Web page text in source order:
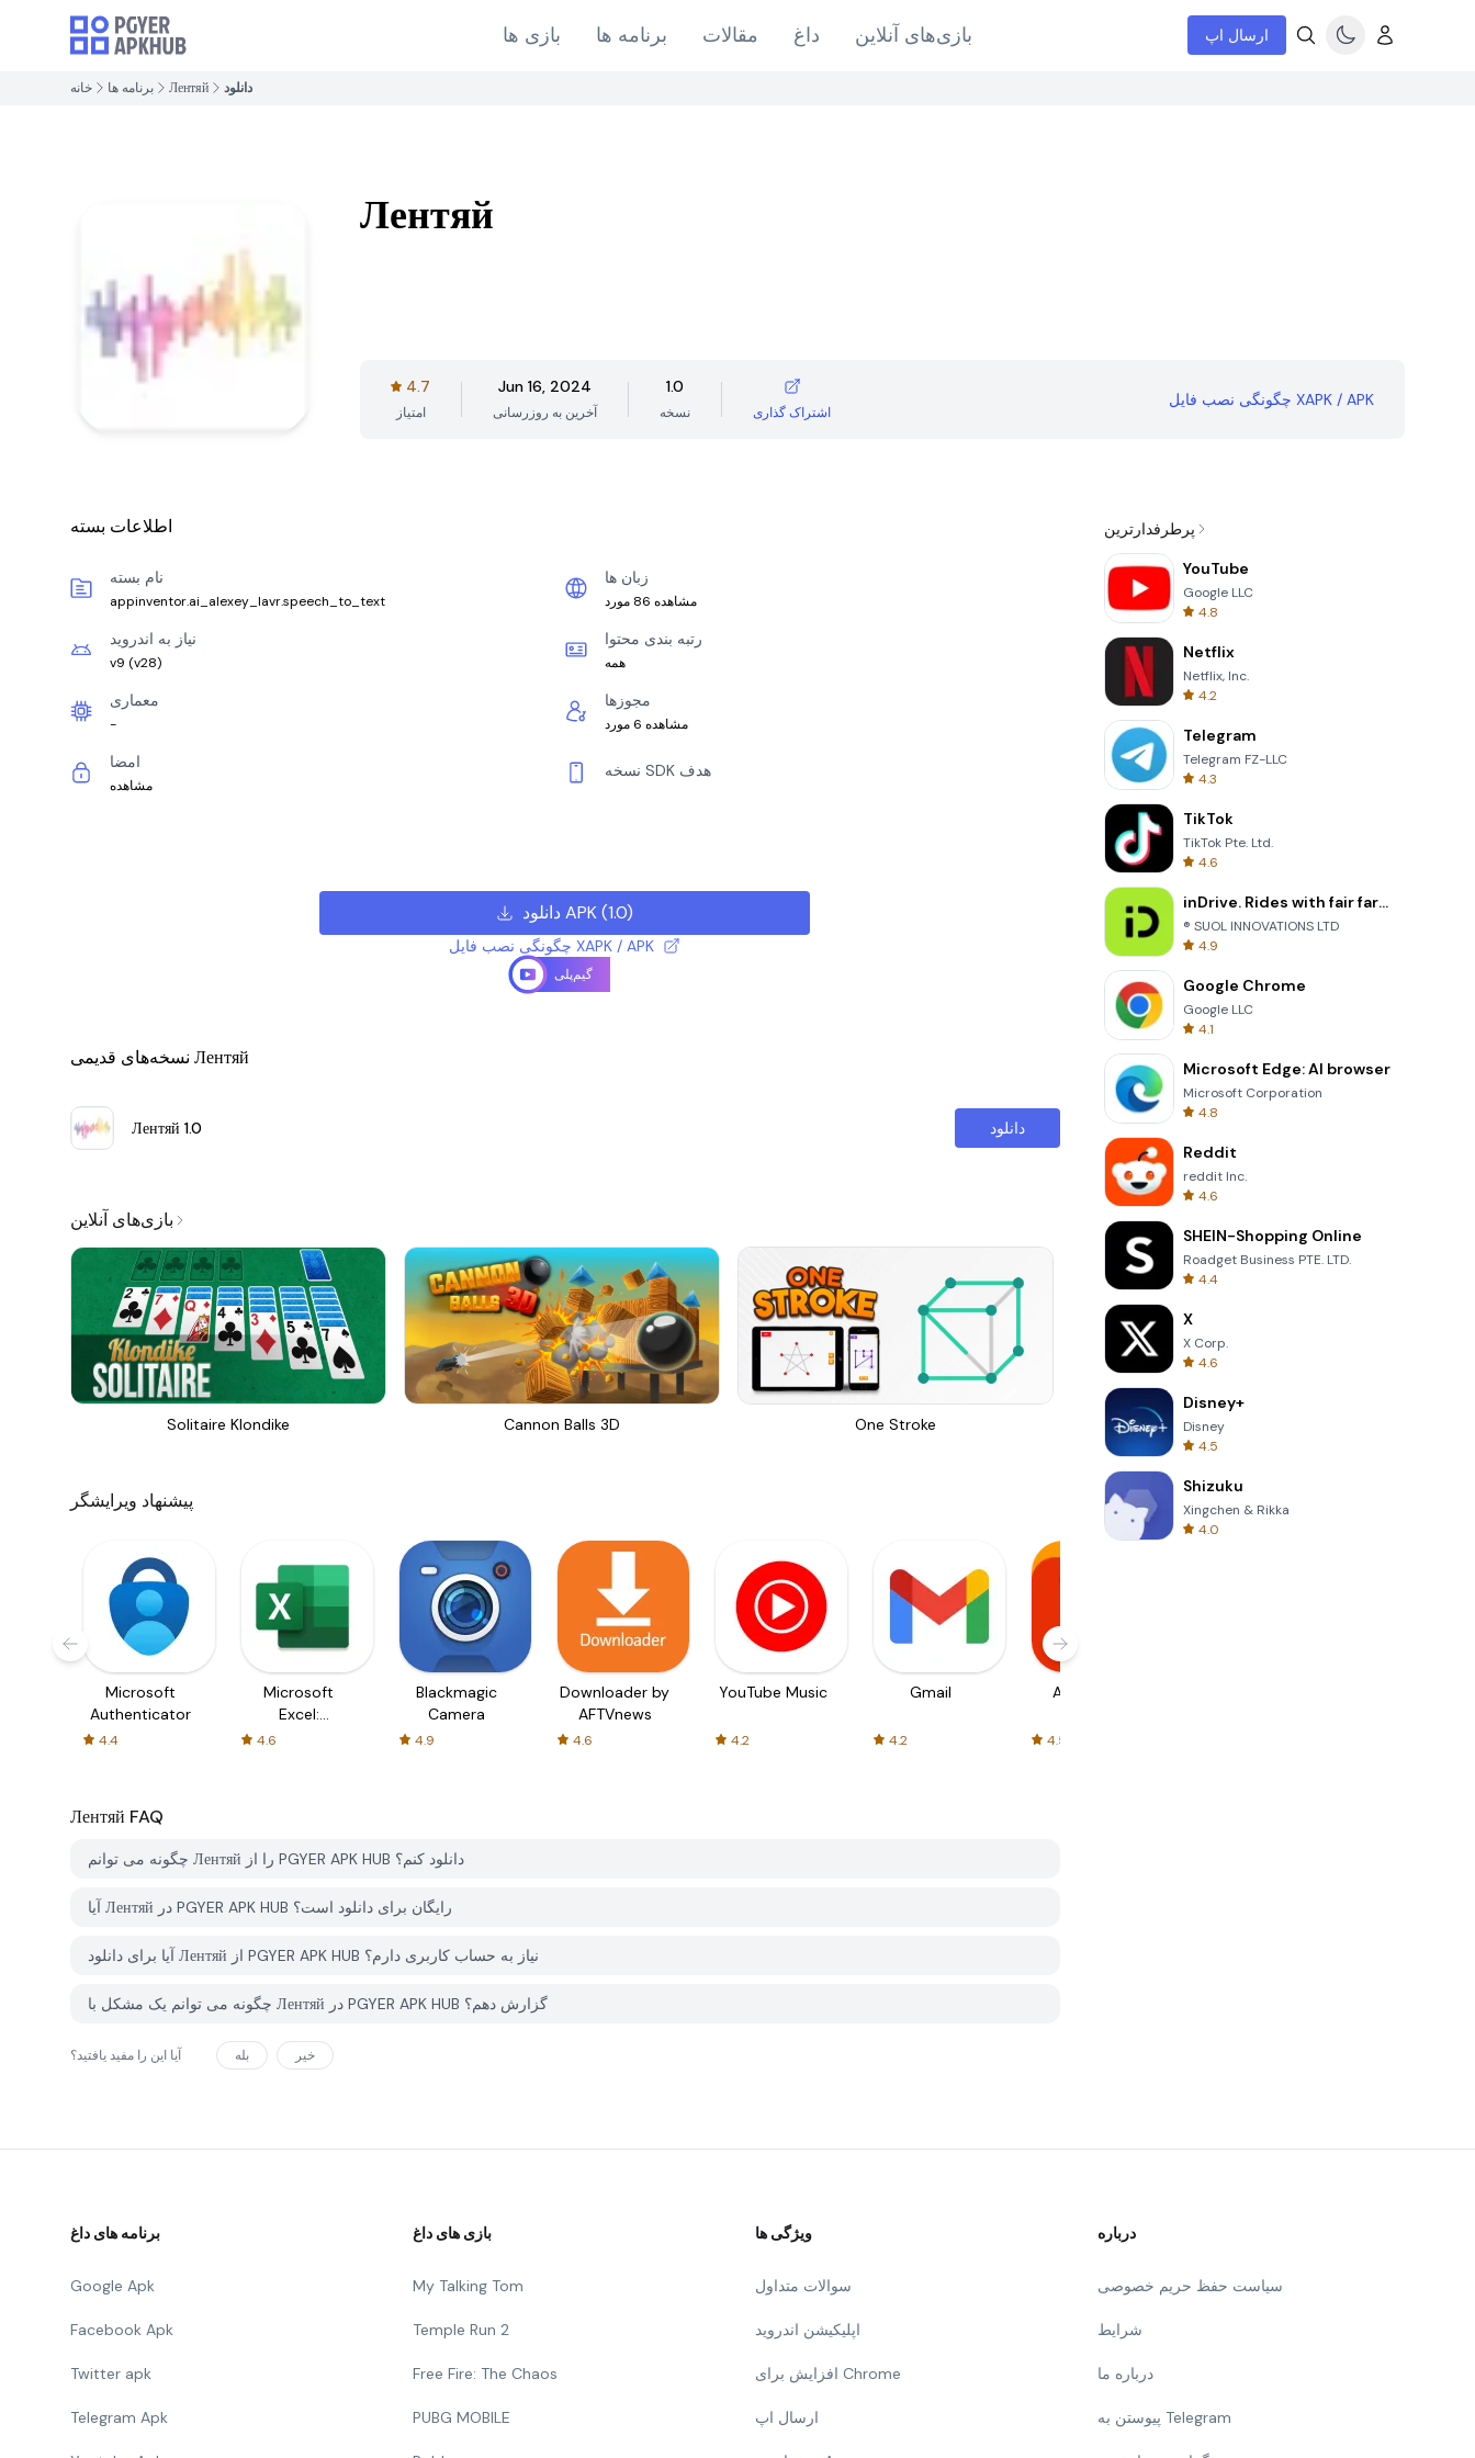
بازی ها برنامه ها مقالات داغ بازی‌های آنلاین ارسال اپ
خانه برنامه ها Лентяй دانلود
Лентяй
4.7
امتیاز
Jun 16, 2024
آخرین به روزرسانی
1.0
نسخه اشتراک گذاری
چگونگی نصب فایل XAPK / APK
اطلاعات بسته
نام بسته
appinventor.ai_alexey_lavr.speech_to_text
زبان ها
مشاهده 86 مورد
نیاز به اندروید
v9 (v28)
رتبه بندی محتوا
همه
معماری
-
مجوزها
مشاهده 6 مورد
امضا
مشاهده
نسخه SDK هدف
دانلود APK(1.0)
چگونگی نصب فایل XAPK / APK
گیم‌پلی
نسخه‌های قدیمی Лентяй
Лентяй 1.0 دانلود
بازی‌های آنلاین
Solitaire Klondike Cannon Balls 3D One Stroke Tower Crash 3D
پیشنهاد ویرایشگر
Microsoft
Authenticator
4.4
Microsoft
Excel:
Spreadsheets
4.6
Blackmagic
Camera
4.9
Downloader by
AFTVnews
4.6
YouTube Music
4.2
Gmail
4.2
AliExpress
4.5
Лентяй FAQ
چگونه می توانم Лентяй را از PGYER APK HUB دانلود کنم؟
آیا Лентяй در PGYER APK HUB رایگان برای دانلود است؟
آیا برای دانلود Лентяй از PGYER APK HUB نیاز به حساب کاربری دارم؟
چگونه می توانم یک مشکل با Лентяй در PGYER APK HUB گزارش دهم؟
آیا این را مفید یافتید؟ بله خیر
پرطرفدارترین
YouTube
Google LLC
4.8
Netflix
Netflix, Inc.
4.2
Telegram
Telegram FZ-LLC
4.3
TikTok
TikTok Pte. Ltd.
4.6
inDrive. Rides with fair fares
® SUOL INNOVATIONS LTD
4.9
Google Chrome
Google LLC
4.1
Microsoft Edge: AI browser
Microsoft Corporation
4.8
Reddit
reddit Inc.
4.6
SHEIN-Shopping Online
Roadget Business PTE. LTD.
4.4
X
X Corp.
4.6
Disney+
Disney
4.5
Shizuku
Xingchen & Rikka
4.0
برنامه های داغ
Google Apk
Facebook Apk
Twitter apk
Telegram Apk
بازی های داغ
My Talking Tom
Temple Run 2
Free Fire: The Chaos
PUBG MOBILE
ویژگی ها
سوالات متداول
اپلیکیشن اندروید
افزایش برای Chrome
ارسال اپ
درباره
سیاست حفظ حریم خصوصی
شرایط
درباره ما
پیوستن به Telegram